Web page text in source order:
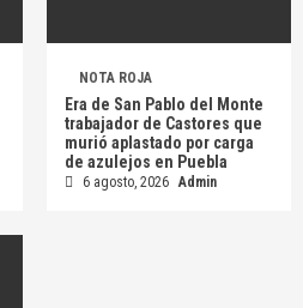
NOTA ROJA
Era de San Pablo del Monte
trabajador de Castores que
murió aplastado por carga
de azulejos en Puebla
6 agosto, 2026 Admin